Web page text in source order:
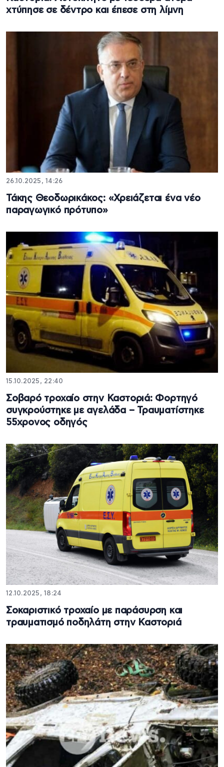
χτύπησε σε δέντρο και έπεσε στη λίμνη
26.10.2025, 14:26
Τάκης Θεοδωρικάκος: «Χρειάζεται ένα νέο
παραγωγικό πρότυπο»
15.10.2025, 22:40
Σοβαρό τροχαίο στην Καστοριά: Φορτηγό
συγκρούστηκε με αγελάδα – Τραυματίστηκε
55χρονος οδηγός
12.10.2025, 18:24
Σοκαριστικό τροχαίο με παράσυρση και
τραυματισμό ποδηλάτη στην Καστοριά